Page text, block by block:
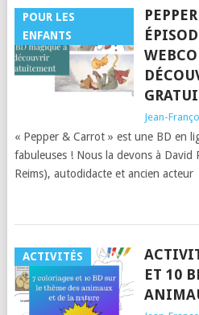
POUR LES
ENFANTS
Jean-
« Pepper & Carrot » est une BD en
fabuleuses ! Nous la devons à David
Reims), autodidacte et ancien acteur
ACTIVITÉS
ET 10